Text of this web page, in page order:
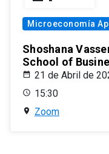
Microeconomía
Shoshana
School of
21 de Abril de
15:30
Zoom